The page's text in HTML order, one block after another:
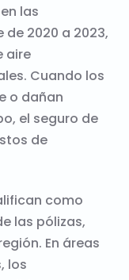
las
2020 a 2023,
aire
Cuando los
o dañan
el seguro de
de
como
las pólizas,
En áreas
los